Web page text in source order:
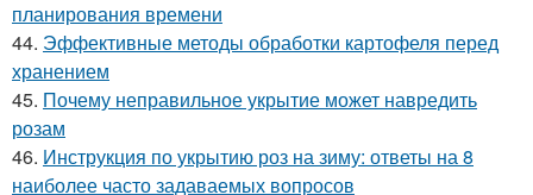
планирования времени
44. Эффективные методы обработки картофеля перед
хранением
45. Почему неправильное укрытие может навредить
розам
46. Инструкция по укрытию роз на зиму: ответы на 8
наиболее часто задаваемых вопросов